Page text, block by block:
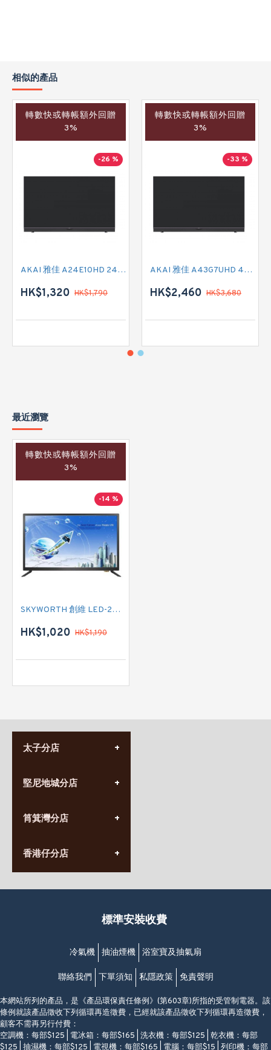
相似的產品
轉數快或轉帳額外回贈
3%
-26 %
AKAI 雅佳 A24E10HD 24吋 HD READY-TV
HK$1,320 HK$1,790
轉數快或轉帳額外回贈
3%
-33 %
AKAI 雅佳 A43G7UHD 43吋 4K SMART TV
HK$2,460 HK$3,680
最近瀏覽
轉數快或轉帳額外回贈
3%
-14 %
SKYWORTH 創維 LED-24F2 24吋 LED iDTV
HK$1,020 HK$1,190
太子分店
營業時間:
九龍太子太子道西141號
堅尼地城分店
營業時間:
香港堅尼地城卑路乍街
(堅尼地城地鐵站B出口)
筲箕灣分店
營業時間:
(10:00am-20:30pm)
香港仔分店
營業時間:
香港香港仔成都道20-28號
(黃竹坑地鐵站轉4M專線小巴)
標準安裝收費
冷氣機 抽油煙機 浴室寶及抽氣扇
聯絡我們 下單須知 私隱政策 免責聲明
本網站所列的產品，是《產品環保責任條例》(第603章)所指的受管制電器。該
條例就該產品徵收下列循環再造徵費，已經就該產品徵收下列循環再造徵費，
顧客不需再另行付費：
空調機：每部$125 | 電冰箱：每部$165 | 洗衣機：每部$125 | 乾衣機：每部
$125 | 抽濕機：每部$125 | 電視機：每部$165 | 電腦：每部$15 | 列印機：每部